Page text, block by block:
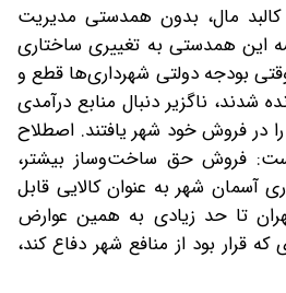
مال، بدون ‌همدستی مدیریت
این همدستی به تغییری ساختاری
وقتی بودجه دولتی شهرداری‌ها قطع و
شدند، ناگزیر دنبال منابع درآمدی
در فروش خود شهر یافتند. اصطلاح
فروش حق ساخت‌وساز بیشتر،
آسمان شهر به‌ عنوان کالایی قابل
تا حد زیادی به همین عوارض
قرار بود از منافع شهر دفاع کند،